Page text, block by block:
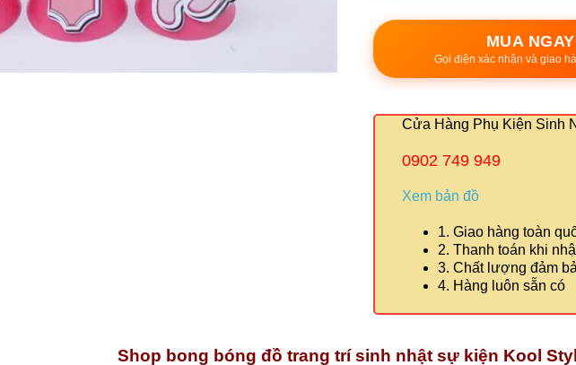
MUA NGAY
Gọi điện xác nhận và giao
Cửa Hàng Phụ Kiện Sinh
0902 749 949
Xem bản đồ
1. Giao hàng toàn
2. Thanh toán khi
3. Chất lượng đảm
4. Hàng luôn sẵn có
Shop bong bóng đồ trang trí sinh nhật sự kiện Kool